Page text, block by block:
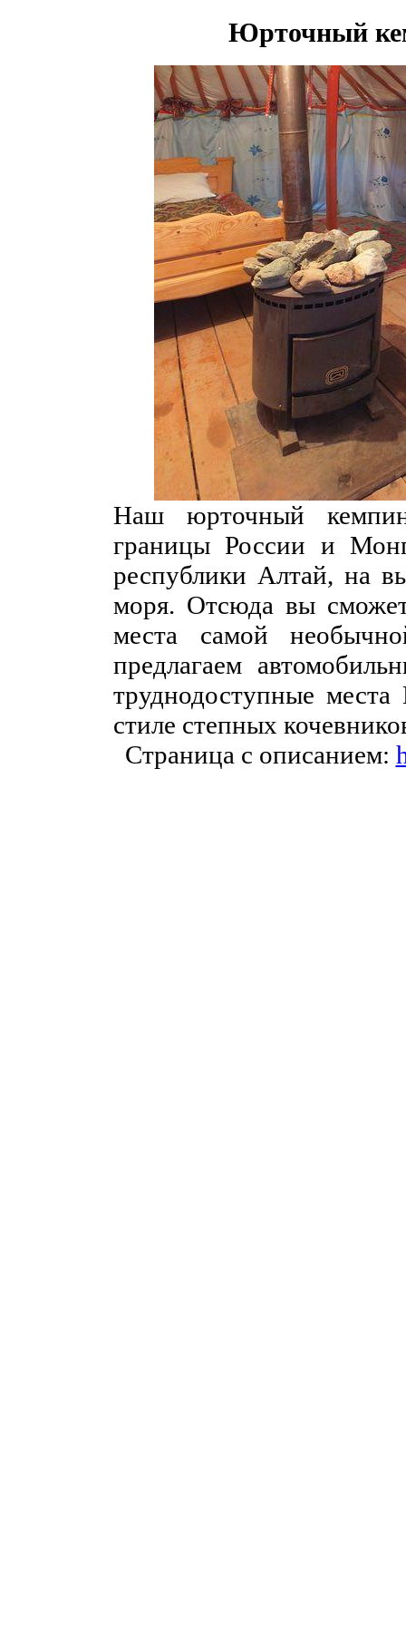
Юрточный
Наш юрточный
границы России и
республики Алтай, на
моря. Отсюда вы
места самой
предлагаем
труднодоступные
стиле степных
Страница с описанием: